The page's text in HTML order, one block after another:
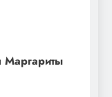
Маргариты